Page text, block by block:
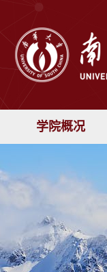
学院概况